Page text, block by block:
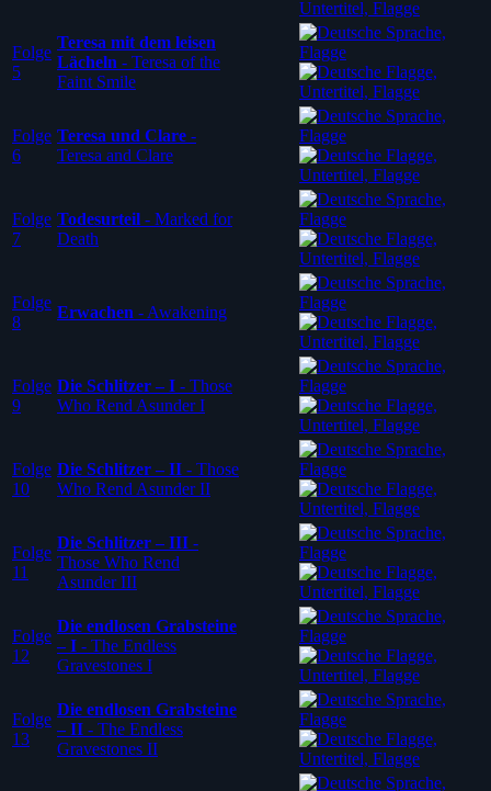
Folge
5
Teresa mit dem leisen
Lächeln - Teresa of the
Faint Smile
Folge
6
Teresa und Clare -
Teresa and Clare
Folge
7
Todesurteil - Marked for
Death
Folge
8
Erwachen - Awakening
Folge
9
Die Schlitzer – I - Those
Who Rend Asunder I
Folge
10
Die Schlitzer – II - Those
Who Rend Asunder II
Folge
11
Die Schlitzer – III -
Those Who Rend
Asunder III
Folge
12
Die endlosen Grabsteine
– I - The Endless
Gravestones I
Folge
13
Die endlosen Grabsteine
– II - The Endless
Gravestones II